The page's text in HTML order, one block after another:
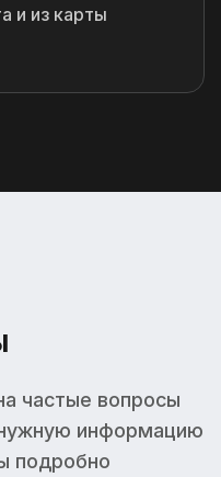
и из карты
частые вопросы
информацию
подробно